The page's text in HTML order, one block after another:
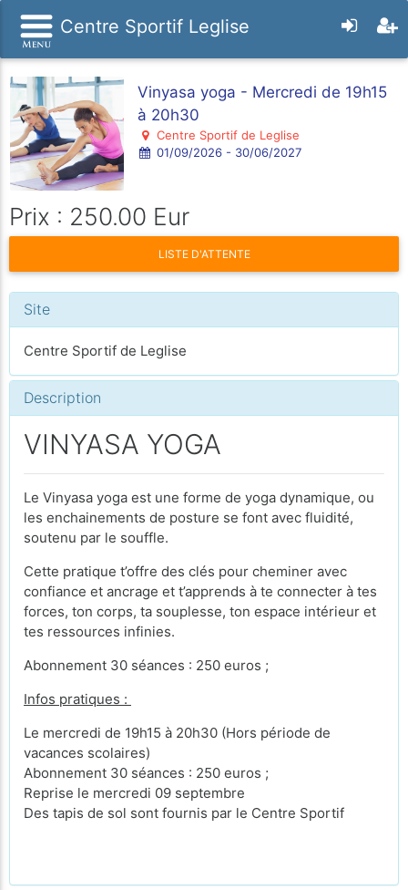
Centre Sportif Leglise
Vinyasa yoga - Mercredi de 19h15
à 20h30
Centre Sportif de Leglise
01/09/2026 - 30/06/2027
Prix : 250.00 Eur
LISTE D'ATTENTE
Site
Centre Sportif de Leglise
Description
VINYASA YOGA
Le Vinyasa yoga est une forme de yoga dynamique, ou
les enchainements de posture se font avec fluidité,
soutenu par le souffle.
Cette pratique t’offre des clés pour cheminer avec
confiance et ancrage et t’apprends à te connecter à tes
forces, ton corps, ta souplesse, ton espace intérieur et
tes ressources infinies.
Abonnement 30 séances : 250 euros ;
Infos pratiques :
Le mercredi de 19h15 à 20h30 (Hors période de
vacances scolaires)
Abonnement 30 séances : 250 euros ;
Reprise le mercredi 09 septembre
Des tapis de sol sont fournis par le Centre Sportif